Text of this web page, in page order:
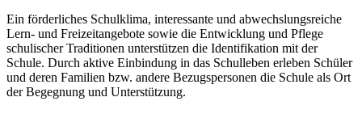
Ein förderliches Schulklima, interessante und abwechslungsreiche
Lern- und Freizeitangebote sowie die Entwicklung und Pflege
schulischer Traditionen unterstützen die Identifikation mit der
Schule. Durch aktive Einbindung in das Schulleben erleben Schüler
und deren Familien bzw. andere Bezugspersonen die Schule als Ort
der Begegnung und Unterstützung.